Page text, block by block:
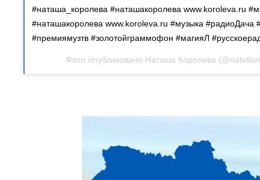
#наташа_королева #наташакоролева www.koroleva.ru
#наташакоролева www.koroleva.ru #музыка #радиоДача
#премиямузтв #золотойграммофон #магияЛ
Фото опубликовано Наташа Королева